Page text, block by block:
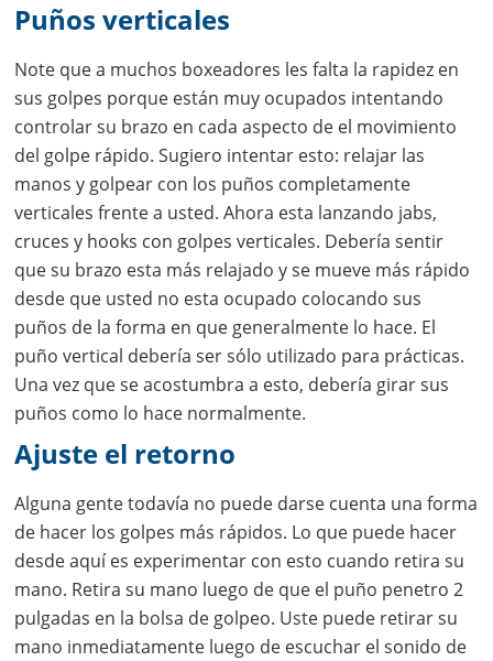
Puños verticales
Note que a muchos boxeadores les falta la rapidez en
sus golpes porque están muy ocupados intentando
controlar su brazo en cada aspecto de el movimiento
del golpe rápido. Sugiero intentar esto: relajar las
manos y golpear con los puños completamente
verticales frente a usted. Ahora esta lanzando jabs,
cruces y hooks con golpes verticales. Debería sentir
que su brazo esta más relajado y se mueve más rápido
desde que usted no esta ocupado colocando sus
puños de la forma en que generalmente lo hace. El
puño vertical debería ser sólo utilizado para prácticas.
Una vez que se acostumbra a esto, debería girar sus
puños como lo hace normalmente.
Ajuste el retorno
Alguna gente todavía no puede darse cuenta una forma
de hacer los golpes más rápidos. Lo que puede hacer
desde aquí es experimentar con esto cuando retira su
mano. Retira su mano luego de que el puño penetro 2
pulgadas en la bolsa de golpeo. Uste puede retirar su
mano inmediatamente luego de escuchar el sonido de